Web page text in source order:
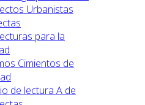
Urbanistas
para la
Cimientos de
de lectura A de